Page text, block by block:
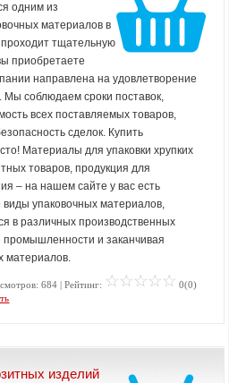
одним из
материалов в
тщательную
приобретаете
направлена на удовлетворение
Мы соблюдаем сроки поставок,
всех поставляемых товаров,
сделок. Купить
Материалы для упаковки хрупких
товаров, продукция для
– на нашем сайте у вас есть
упаковочных материалов,
в различных производственных
и заканчивая
материалов.
684 | Рейтинг:
0(0)
изделий